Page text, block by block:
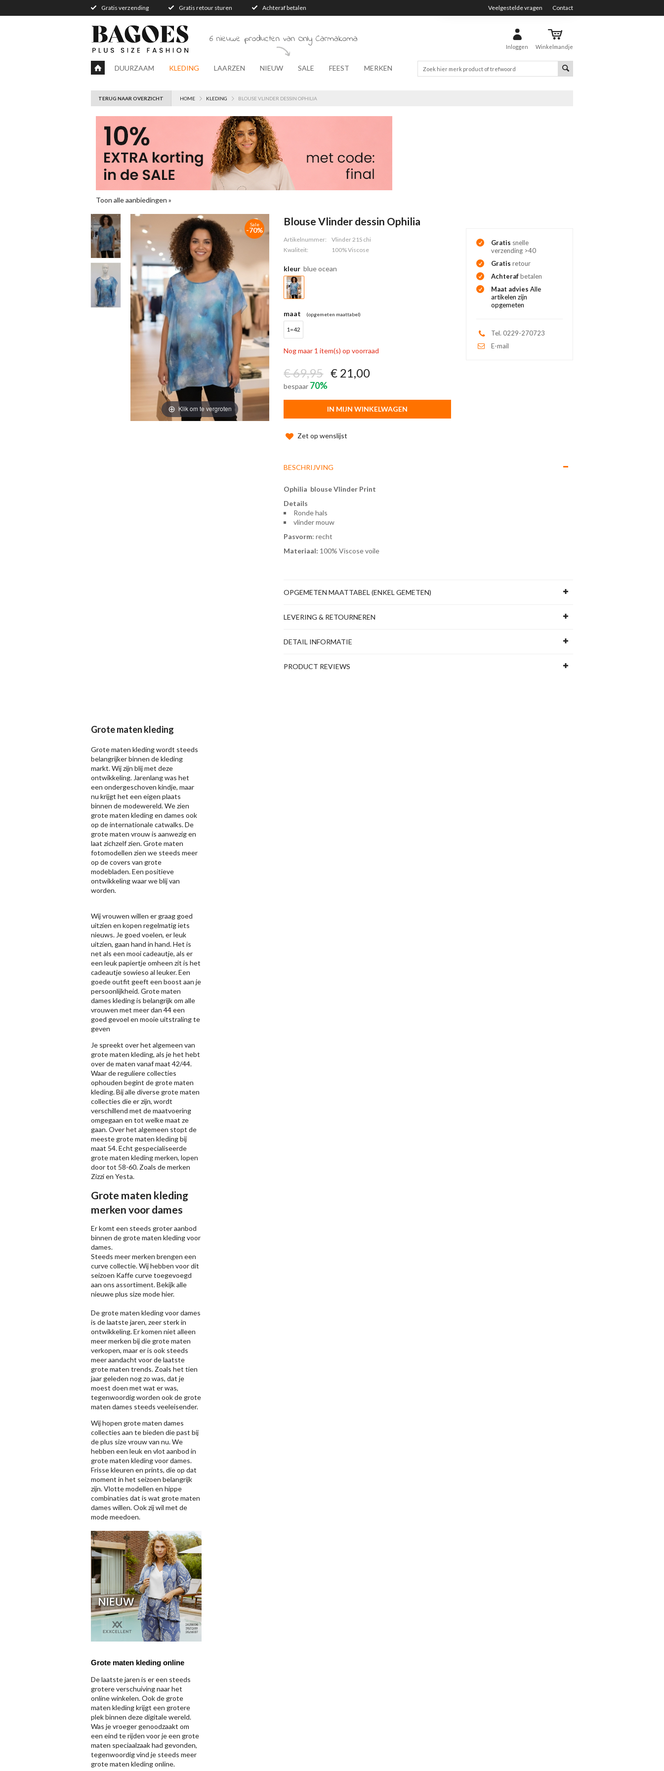
Gratis verzending Gratis retour sturen Achteraf betalen Veelgestelde vragen Contact
Inloggen Winkelmandje
6 nieuwe producten van Only Carmakoma
DUURZAAM KLEDING LAARZEN NIEUW SALE FEEST MERKEN
TERUG NAAR OVERZICHT HOME KLEDING BLOUSE VLINDER DESSIN OPHILIA
Toon alle aanbiedingen »
Klik om te vergroten
Sale
-70%
Blouse Vlinder dessin Ophilia
Artikelnummer:
Vlinder 21S chi
Kwaliteit:
100% Viscose
kleur blue ocean
maat (opgemeten maattabel)
1=42
Nog maar 1 item(s) op voorraad
€ 69,95 € 21,00
bespaar 70%
IN MIJN WINKELWAGEN
Zet op wenslijst
Gratis snelle
verzending >40
Gratis retour
Achterafbetalen
Maat adviesAlle
artikelen zijn
opgemeten
Tel. 0229-270723
E-mail
BESCHRIJVING
Ophilia blouse Vlinder Print
Details
Ronde hals
vlinder mouw
Pasvorm: recht
Materiaal: 100% Viscose voile
OPGEMETEN MAATTABEL (ENKEL GEMETEN)
LEVERING & RETOURNEREN
DETAIL INFORMATIE
PRODUCT REVIEWS
Grote maten kleding
Grote maten kleding wordt steeds
belangrijker binnen de kleding
markt. Wij zijn blij met deze
ontwikkeling. Jarenlang was het
een ondergeschoven kindje, maar
nu krijgt het een eigen plaats
binnen de modewereld. We zien
grote maten kleding en dames ook
op de internationale catwalks. De
grote maten vrouw is aanwezig en
laat zichzelf zien. Grote maten
fotomodellen zien we steeds meer
op de covers van grote
modebladen. Een positieve
ontwikkeling waar we blij van
worden.
Wij vrouwen willen er graag goed
uitzien en kopen regelmatig iets
nieuws. Je goed voelen, er leuk
uitzien, gaan hand in hand. Het is
net als een mooi cadeautje, als er
een leuk papiertje omheen zit is het
cadeautje sowieso al leuker. Een
goede outfit geeft een boost aan je
persoonlijkheid. Grote maten
dames kleding is belangrijk om alle
vrouwen met meer dan 44 een
goed gevoel en mooie uitstraling te
geven
Je spreekt over het algemeen van
grote maten kleding, als je het hebt
over de maten vanaf maat 42/44.
Waar de reguliere collecties
ophouden begint de grote maten
kleding. Bij alle diverse grote maten
collecties die er zijn, wordt
verschillend met de maatvoering
omgegaan en tot welke maat ze
gaan. Over het algemeen stopt de
meeste grote maten kleding bij
maat 54. Echt gespecialiseerde
grote maten kleding merken, lopen
door tot 58-60. Zoals de merken
Zizzien Yesta.
Grote maten kleding
merken voor dames
Er komt een steeds groter aanbod
binnen de grote maten kleding voor
dames.
Steeds meer merken brengen een
curve collectie. Wij hebben voor dit
seizoen Kaffecurve toegevoegd
aan ons assortiment. Bekijk alle
nieuweplus size modehier.
De grote maten kleding voor dames
is de laatste jaren, zeer sterk in
ontwikkeling. Er komen niet alleen
meer merken bij die grote maten
verkopen, maar er is ook steeds
meer aandacht voor de laatste
grote maten trends. Zoals het tien
jaar geleden nog zo was, dat je
moest doen met wat er was,
tegenwoordig worden ook de grote
maten dames steeds veeleisender.
Wij hopen grote maten dames
collecties aan te bieden die past bij
de plus size vrouw van nu. We
hebben een leuk en vlot aanbod in
grote maten kleding voor dames.
Frisse kleuren en prints, die op dat
moment in het seizoen belangrijk
zijn. Vlotte modellen en hippe
combinaties dat is wat grote maten
dames willen. Ook zij wil met de
mode meedoen.
Grote maten kleding online
De laatste jaren is er een steeds
grotere verschuiving naar het
online winkelen. Ook de grote
maten kleding krijgt een grotere
plek binnen deze digitale wereld.
Was je vroeger genoodzaakt om
een eind te rijden voor je een grote
maten speciaalzaak had gevonden,
tegenwoordig vind je steeds meer
grote maten kleding online.